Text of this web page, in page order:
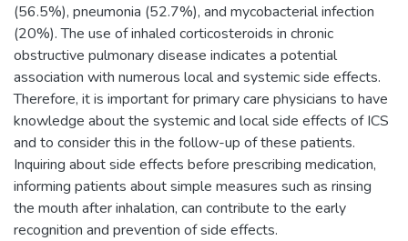
(56.5%), pneumonia (52.7%), and mycobacterial infection
(20%). The use of inhaled corticosteroids in chronic
obstructive pulmonary disease indicates a potential
association with numerous local and systemic side effects.
Therefore, it is important for primary care physicians to have
knowledge about the systemic and local side effects of ICS
and to consider this in the follow-up of these patients.
Inquiring about side effects before prescribing medication,
informing patients about simple measures such as rinsing
the mouth after inhalation, can contribute to the early
recognition and prevention of side effects.